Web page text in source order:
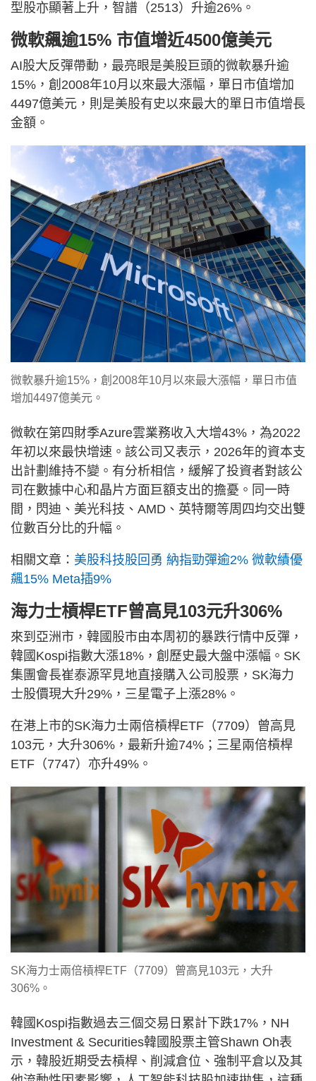
型股亦顯著上升，智譜（2513）升逾26%。
微軟飆逾15% 市值增近4500億美元
AI股大反彈帶動，最亮眼是美股巨頭的微軟暴升逾
15%，創2008年10月以來最大漲幅，單日市值增加
4497億美元，則是美股有史以來最大的單日市值增長
金額。
微軟暴升逾15%，創2008年10月以來最大漲幅，單日市值
增加4497億美元。
微軟在第四財季Azure雲業務收入大增43%，為2022
年初以來最快增速。該公司又表示，2026年的資本支
出計劃維持不變。有分析相信，緩解了投資者對該公
司在數據中心和晶片方面巨額支出的擔憂。同一時
間，閃迪、美光科技、AMD、英特爾等周四均交出雙
位數百分比的升幅。
相關文章： 美股科技股回勇 納指勁彈逾2% 微軟績優
飆15% Meta插9%
海力士槓桿ETF曾高見103元升306%
來到亞洲市，韓國股市由本周初的暴跌行情中反彈，
韓國Kospi指數大漲18%，創歷史最大盤中漲幅。SK
集團會長崔泰源罕見地直接購入公司股票，SK海力
士股價現大升29%，三星電子上漲28%。
在港上市的SK海力士兩倍槓桿ETF（7709）曾高見
103元，大升306%，最新升逾74%；三星兩倍槓桿
ETF（7747）亦升49%。
SK海力士兩倍槓桿ETF（7709）曾高見103元，大升
306%。
韓國Kospi指數過去三個交易日累計下跌17%，NH
Investment & Securities韓國股票主管Shawn Oh表
示，韓股近期受去槓桿、削減倉位、強制平倉以及其